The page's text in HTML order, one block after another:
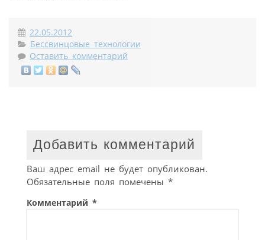
22.05.2012
Бессвинцовые технологии
Оставить комментарий
Добавить комментарий
Ваш адрес email не будет опубликован.
Обязательные поля помечены *
Комментарий *